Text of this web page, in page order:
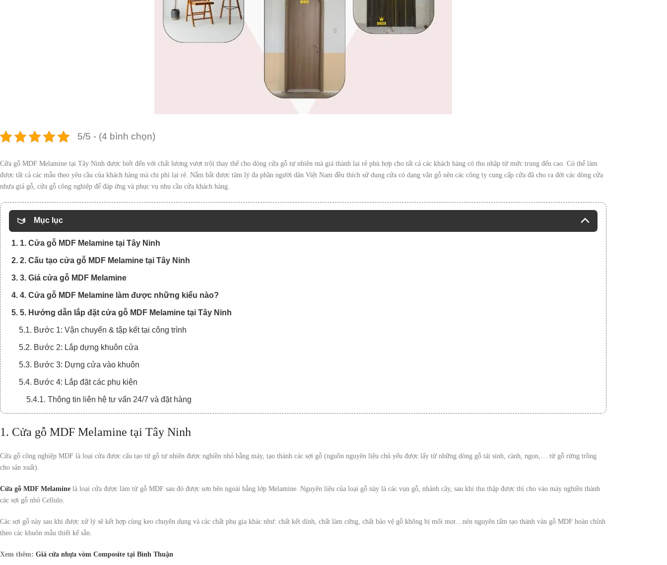
5/5 - (4 bình chọn)
Cửa gỗ MDF Melamine tại Tây Ninh được biết đến với chất lượng vượt trội thay thế cho dòng cửa gỗ tự nhiên mà giá thành lại rẻ phù hợp cho tất cả các khách hàng có thu nhập từ mức trung đến cao. Có thể làm
được tất cả các mẫu theo yêu cầu của khách hàng mà chi phí lại rẻ. Nắm bắt được tâm lý đa phần người dân Việt Nam đều thích sử dụng cửa có dạng vân gỗ nên các công ty cung cấp cửa đã cho ra đời các dòng cửa
nhựa giả gỗ, cửa gỗ công nghiệp để đáp ứng và phục vụ nhu cầu cửa khách hàng.
Mục lục
1. 1. Cửa gỗ MDF Melamine tại Tây Ninh
2. 2. Cấu tạo cửa gỗ MDF Melamine tại Tây Ninh
3. 3. Giá cửa gỗ MDF Melamine
4. 4. Cửa gỗ MDF Melamine làm được những kiểu nào?
5. 5. Hướng dẫn lắp đặt cửa gỗ MDF Melamine tại Tây Ninh
5.1. Bước 1: Vận chuyển & tập kết tại công trình
5.2. Bước 2: Lắp dựng khuôn cửa
5.3. Bước 3: Dựng cửa vào khuôn
5.4. Bước 4: Lắp đặt các phụ kiện
5.4.1. Thông tin liên hệ tư vấn 24/7 và đặt hàng
1. Cửa gỗ MDF Melamine tại Tây Ninh
Cửa gỗ công nghiệp MDF là loại cửa được cấu tạo từ gỗ tự nhiên được nghiền nhỏ bằng máy, tạo thành các sợi gỗ (nguồn nguyên liệu chủ yếu được lấy từ những dòng gỗ tái sinh, cành, ngọn,… từ gỗ rừng trồng
cho sản xuất).
Cửa gỗ MDF Melamine là loại cửa được làm từ gỗ MDF sau đó được sơn bên ngoài bằng lớp Melamine. Nguyên liệu của loại gỗ này là các vụn gỗ, nhánh cây, sau khi thu thập được thì cho vào máy nghiền thành
các sợi gỗ nhỏ Cellulo.
Các sợi gỗ này sau khi được xử lý sẽ kết hợp cùng keo chuyên dụng và các chất phụ gia khác như: chất kết dính, chất làm cứng, chất bảo vệ gỗ không bị mối mọt…nén nguyên tấm tạo thành ván gỗ MDF hoàn chỉnh
theo các khuôn mẫu thiết kế sẵn.
Xem thêm: Giá cửa nhựa vòm Composite tại Bình Thuận